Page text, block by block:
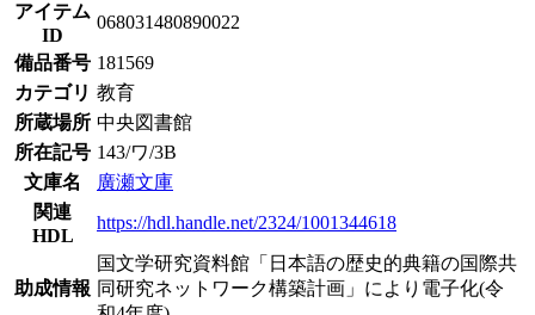
アイテム
ID
068031480890022
備品番号 181569
カテゴリ 教育
所蔵場所 中央図書館
所在記号 143/ワ/3B
文庫名
廣瀬文庫
関連
HDL
https://hdl.handle.net/2324/1001344618
助成情報
国文学研究資料館「日本語の歴史的典籍の国際共
同研究ネットワーク構築計画」により電子化(令